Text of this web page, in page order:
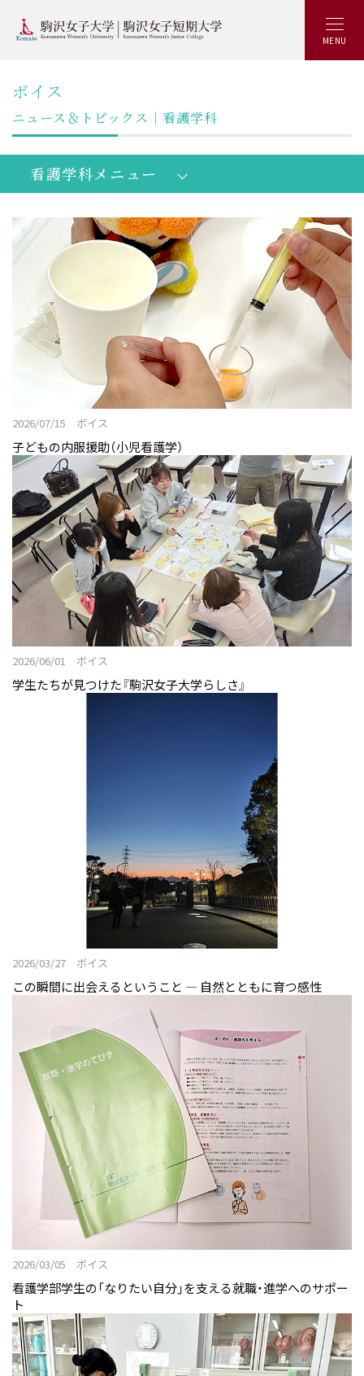
MENU
ボイス
ニュース＆トピックス｜看護学科
2026/07/15 ボイス
子どもの内服援助（小児看護学）
2026/06/01 ボイス
学生たちが見つけた『駒沢女子大学らしさ』
2026/03/27 ボイス
この瞬間に出会えるということ ― 自然とともに育つ感性
2026/03/05 ボイス
看護学部学生の「なりたい自分」を支える就職・進学へのサポー
ト
看護学科メニュー
学生SNS
公式入試
センター
看護学部看護学科：トップ
学びの概要
キャリアアップ
カリキュラム
教員紹介
実習館の施設紹介
看護学科 リーフレット
ニュース&トピックス
看護学科ニュース
ボイス
オープンキャンパス
ニュース&トピックス：アーカイブ